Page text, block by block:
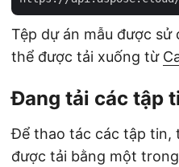
Tệp dự án mẫu được
thể được tải xuống từ
Đang tải các tập
Để thao tác các tập tin,
được tải bằng một